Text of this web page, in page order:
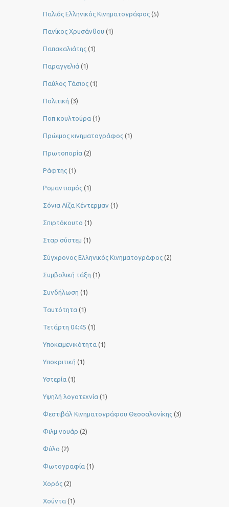
Παλιός Ελληνικός Κινηματογράφος (5)
Πανίκος Χρυσάνθου (1)
Παπακαλιάτης (1)
Παραγγελιά (1)
Παύλος Τάσιος (1)
Πολιτική (3)
Ποπ κουλτούρα (1)
Πρώιμος κινηματογράφος (1)
Πρωτοπορία (2)
Ράφτης (1)
Ρομαντισμός (1)
Σόνια Λίζα Κέντερμαν (1)
Σπιρτόκουτο (1)
Σταρ σύστεμ (1)
Σύγχρονος Ελληνικός Κινηματογράφος (2)
Συμβολική τάξη (1)
Συνδήλωση (1)
Ταυτότητα (1)
Τετάρτη 04:45 (1)
Υποκειμενικότητα (1)
Υποκριτική (1)
Υστερία (1)
Yψηλή λογοτεχνία (1)
Φεστιβάλ Κινηματογράφου Θεσσαλονίκης (3)
Φιλμ νουάρ (2)
Φύλο (2)
Φωτογραφία (1)
Χορός (2)
Χούντα (1)